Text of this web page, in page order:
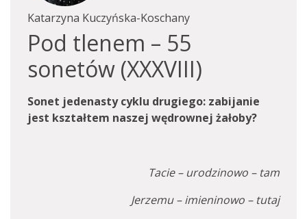
Katarzyna Kuczyńska-Koschany
Pod tlenem – 55
sonetów (XXXVIII)
Sonet jedenasty cyklu drugiego: zabijanie
jest kształtem naszej wędrownej żałoby?
Tacie – urodzinowo – tam
Jerzemu – imieninowo – tutaj